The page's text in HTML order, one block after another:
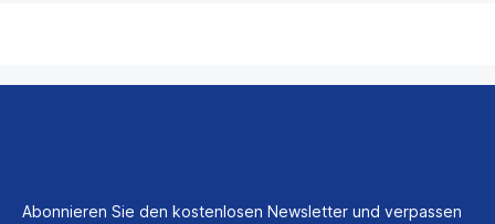
Abonnieren Sie den kostenlosen Newsletter und verpassen